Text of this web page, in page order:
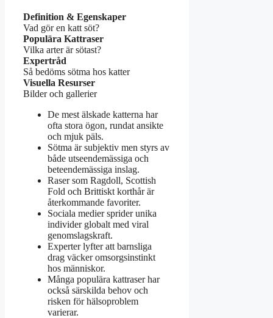
Definition & Egenskaper
Vad gör en katt söt?
Populära Kattraser
Vilka arter är sötast?
Expertråd
Så bedöms sötma hos katter
Visuella Resurser
Bilder och gallerier
De mest älskade katterna har
ofta stora ögon, rundat ansikte
och mjuk päls.
Sötma är subjektiv men styrs av
både utseendemässiga och
beteendemässiga inslag.
Raser som Ragdoll, Scottish
Fold och Brittiskt korthår är
återkommande favoriter.
Sociala medier sprider unika
individer globalt med viral
genomslagskraft.
Experter lyfter att barnsliga
drag väcker omsorgsinstinkt
hos människor.
Många populära kattraser har
också särskilda behov och
risken för hälsoproblem
varierar.